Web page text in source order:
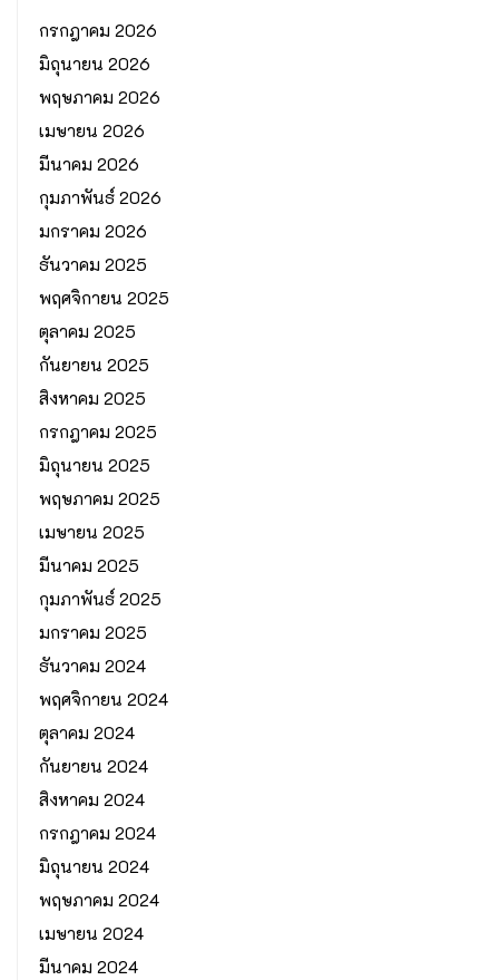
กรกฎาคม 2026
มิถุนายน 2026
พฤษภาคม 2026
เมษายน 2026
มีนาคม 2026
กุมภาพันธ์ 2026
มกราคม 2026
ธันวาคม 2025
พฤศจิกายน 2025
ตุลาคม 2025
กันยายน 2025
สิงหาคม 2025
กรกฎาคม 2025
มิถุนายน 2025
พฤษภาคม 2025
เมษายน 2025
มีนาคม 2025
กุมภาพันธ์ 2025
มกราคม 2025
ธันวาคม 2024
พฤศจิกายน 2024
ตุลาคม 2024
กันยายน 2024
สิงหาคม 2024
กรกฎาคม 2024
มิถุนายน 2024
พฤษภาคม 2024
เมษายน 2024
มีนาคม 2024